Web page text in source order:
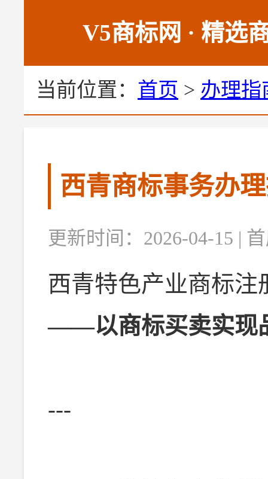
V5商标网 · 精选
当前位置： 首页 > 办理指
西青商标事务办
更新时间：2026-04-15 |
西青特色产业商标注
——以商标买卖实现
---